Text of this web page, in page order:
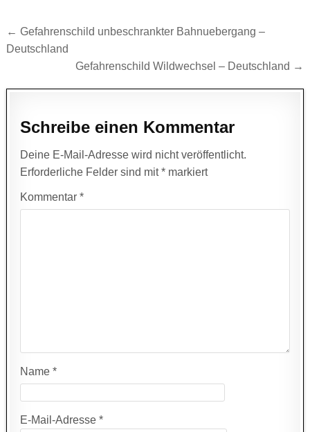
Beitragsnavigation
← Gefahrenschild unbeschrankter Bahnuebergang –
Deutschland
Gefahrenschild Wildwechsel – Deutschland →
Schreibe einen Kommentar
Deine E-Mail-Adresse wird nicht veröffentlicht.
Erforderliche Felder sind mit* markiert
Kommentar*
Name*
E-Mail-Adresse*